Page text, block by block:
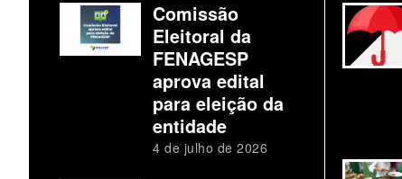
Comissão
Eleitoral da
FENAGESP
aprova edital
para eleição da
entidade
4 de julho de 2026